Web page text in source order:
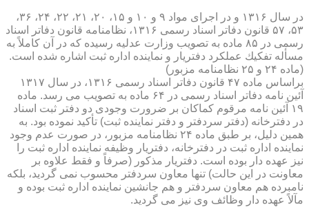
در سال ۱۳۱۶ و در اجرای مواد ۹ و ۱۰ و ۱۵، ۲۰، ۲۱، ۲۲، ۲۴، ۳۶،
۵۳، ۵۷ قانون دفاتر اسناد رسمی ۱۳۱۶، نظامنامه قانون دفاتر اسناد
رسمی در ۸۵ ماده به تصویب وزارت عدلیه رسیده كه در آن كاملاً به
مسأله تفكیك عملكرد دفتریار و نماینده اداره ثبت اشاره شده است.
(ماده ۲۴ و ۲۵ نظامنامه مزبور)
براساس ماده ۴۷ قانون دفاتر اسناد رسمی ۱۳۱۶، در سال ۱۳۱۷
آئین نامه دفاتر اسناد رسمی در ۶۴ ماده به تصویب می رسد. ماده
۱۹ آئین نامه مرقوم كماكان بر ضرورت وجودی دو دفتر ثبت اسناد
در دفترخانه (دفتر سردفتر و دفتر نماینده ثبت) تأكید نموده بود. به
همین دلیل، بر طبق ماده ۲۴ نظامنامه مزبور، در صورت عدم وجود
نماینده اداره ثبت در دفترخانه، دفتریار وظیفه نماینده اداره ثبت را
نیز عهده دار بوده است. دفتریار مذكور (صرفاً و فقط علاوه بر
معاونت در این حالت) تنها معاون سردفتر محسوب نمی گردید، بلكه
نامبرده هم معاون سردفتر و هم جانشین نماینده اداره ثبت بوده و
مآلاً عهده دار وظائف وی نیز می گردید.